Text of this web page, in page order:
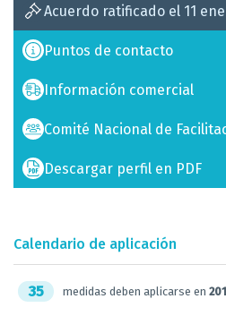
Acuerdo ratificado el 11
Puntos de contacto
Información comercial
Comité Nacional de
Descargar perfil en PDF
Calendario de aplicación
35 medidas deben aplicarse en